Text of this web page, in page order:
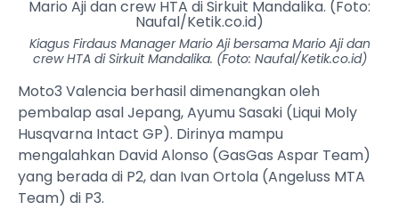
Kiagus Firdaus Manager Mario Aji bersama Mario Aji dan
crew HTA di Sirkuit Mandalika. (Foto: Naufal/Ketik.co.id)
Moto3 Valencia berhasil dimenangkan oleh
pembalap asal Jepang, Ayumu Sasaki (Liqui Moly
Husqvarna Intact GP). Dirinya mampu
mengalahkan David Alonso (GasGas Aspar Team)
yang berada di P2, dan Ivan Ortola (Angeluss MTA
Team) di P3.